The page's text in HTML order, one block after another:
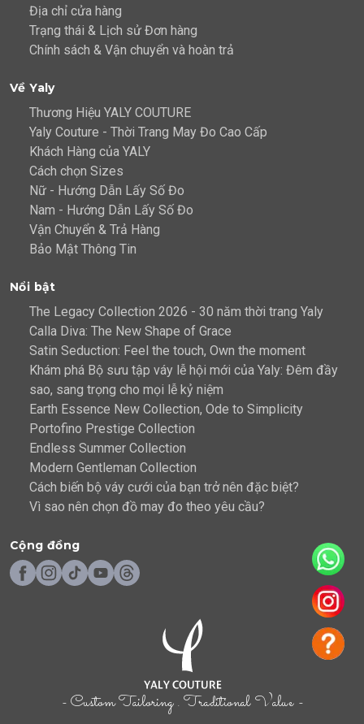
- Custom Tailoring . Traditional Value -
Địa chỉ cửa hàng
Trạng thái & Lịch sử Đơn hàng
Chính sách & Vận chuyển và hoàn trả
Về Yaly
Thương Hiệu YALY COUTURE
Yaly Couture - Thời Trang May Đo Cao Cấp
Khách Hàng của YALY
Cách chọn Sizes
Nữ - Hướng Dẫn Lấy Số Đo
Nam - Hướng Dẫn Lấy Số Đo
Vận Chuyển & Trả Hàng
Bảo Mật Thông Tin
Nổi bật
The Legacy Collection 2026 - 30 năm thời trang Yaly
Calla Diva: The New Shape of Grace
Satin Seduction: Feel the touch, Own the moment
Khám phá Bộ sưu tập váy lễ hội mới của Yaly: Đêm đầy
sao, sang trọng cho mọi lễ kỷ niệm
Earth Essence New Collection, Ode to Simplicity
Portofino Prestige Collection
Endless Summer Collection
Modern Gentleman Collection
Cách biến bộ váy cưới của bạn trở nên đặc biệt?
Vì sao nên chọn đồ may đo theo yêu cầu?
Cộng đồng